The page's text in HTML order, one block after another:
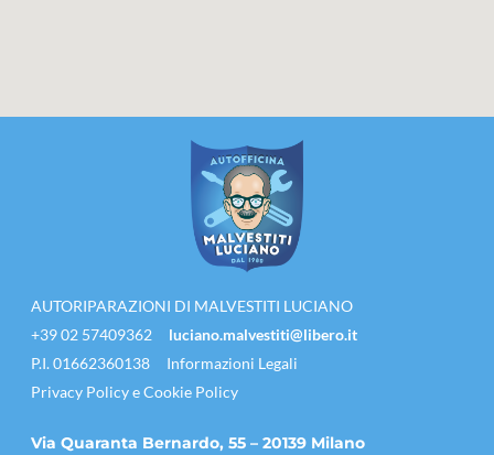
AUTORIPARAZIONI DI MALVESTITI LUCIANO
+39 02 57409362 luciano.malvestiti@libero.it
P.I. 01662360138 Informazioni Legali
Privacy Policy e Cookie Policy
Via Quaranta Bernardo, 55 – 20139 Milano